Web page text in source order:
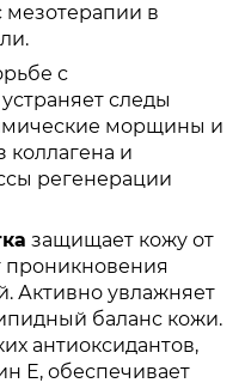
мезотерапии в
с
следы
морщины и
коллагена и
регенерации
защищает кожу от
проникновения
Активно увлажняет
баланс кожи.
антиоксидантов,
Е, обеспечивает